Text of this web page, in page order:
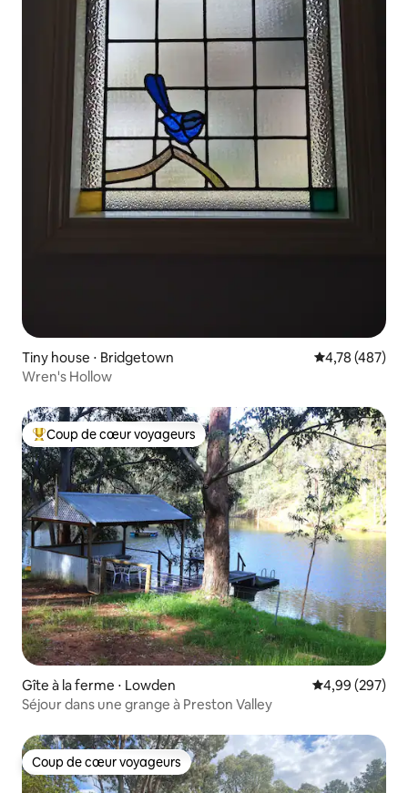
Tiny house ⋅ Bridgetown Évaluation
4,78 (487)
Wren's Hollow
Coups de cœur voyageurs les plus appréciés
Coup de cœur voyageurs
Gîte à la ferme ⋅ Lowden Évaluation
4,99 (297)
Séjour dans une grange à Preston Valley
Coup de cœur voyageurs
Coup de cœur voyageurs